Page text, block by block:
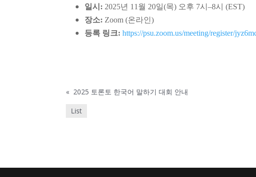
일시: 2025년 11월 20일(목) 오후 7시–8시 (EST)
장소: Zoom (온라인)
등록 링크: https://psu.zoom.us/meeting/register/
« 2025 토론토 한국어 말하기 대회 안내
List